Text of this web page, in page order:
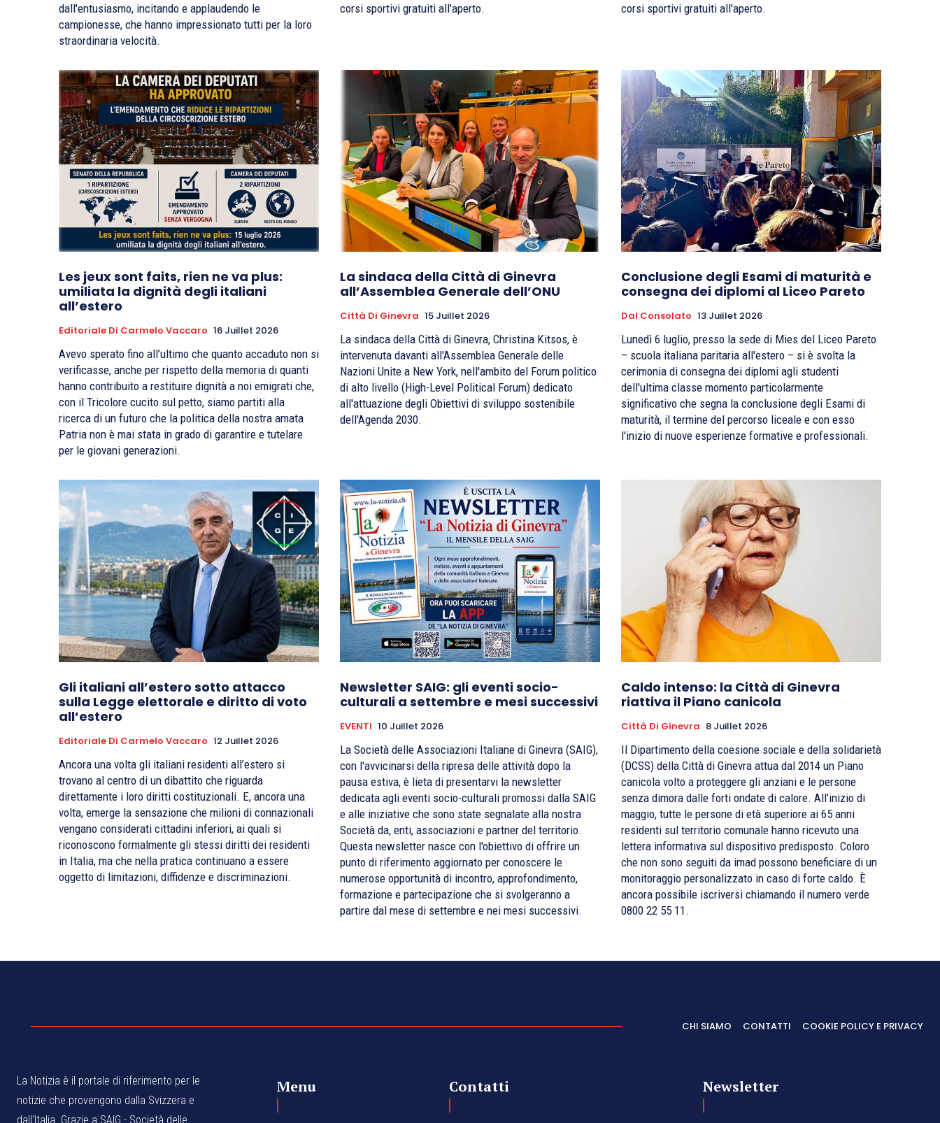
dall'entusiasmo, incitando e applaudendo le
campionesse, che hanno impressionato tutti per la loro
straordinaria velocità.
corsi sportivi gratuiti all'aperto.
corsi sportivi gratuiti all'aperto.
Les jeux sont faits, rien ne va plus:
umiliata la dignità degli italiani
all’estero
Editoriale Di Carmelo Vaccaro 16 Juillet 2026
Avevo sperato fino all’ultimo che quanto accaduto non si
verificasse, anche per rispetto della memoria di quanti
hanno contribuito a restituire dignità a noi emigrati che,
con il Tricolore cucito sul petto, siamo partiti alla
ricerca di un futuro che la politica della nostra amata
Patria non è mai stata in grado di garantire e tutelare
per le giovani generazioni.
La sindaca della Città di Ginevra
all’Assemblea Generale dell’ONU
Città Di Ginevra 15 Juillet 2026
La sindaca della Città di Ginevra, Christina Kitsos, è
intervenuta davanti all'Assemblea Generale delle
Nazioni Unite a New York, nell'ambito del Forum politico
di alto livello (High-Level Political Forum) dedicato
all'attuazione degli Obiettivi di sviluppo sostenibile
dell'Agenda 2030.
Conclusione degli Esami di maturità e
consegna dei diplomi al Liceo Pareto
Dal Consolato 13 Juillet 2026
Lunedì 6 luglio, presso la sede di Mies del Liceo Pareto
– scuola italiana paritaria all'estero – si è svolta la
cerimonia di consegna dei diplomi agli studenti
dell'ultima classe momento particolarmente
significativo che segna la conclusione degli Esami di
maturità, il termine del percorso liceale e con esso
l'inizio di nuove esperienze formative e professionali.
Gli italiani all’estero sotto attacco
sulla Legge elettorale e diritto di voto
all’estero
Editoriale Di Carmelo Vaccaro 12 Juillet 2026
Ancora una volta gli italiani residenti all’estero si
trovano al centro di un dibattito che riguarda
direttamente i loro diritti costituzionali. E, ancora una
volta, emerge la sensazione che milioni di connazionali
vengano considerati cittadini inferiori, ai quali si
riconoscono formalmente gli stessi diritti dei residenti
in Italia, ma che nella pratica continuano a essere
oggetto di limitazioni, diffidenze e discriminazioni.
Newsletter SAIG: gli eventi socio-
culturali a settembre e mesi successivi
EVENTI 10 Juillet 2026
La Società delle Associazioni Italiane di Ginevra (SAIG),
con l'avvicinarsi della ripresa delle attività dopo la
pausa estiva, è lieta di presentarvi la newsletter
dedicata agli eventi socio-culturali promossi dalla SAIG
e alle iniziative che sono state segnalate alla nostra
Società da, enti, associazioni e partner del territorio.
Questa newsletter nasce con l'obiettivo di offrire un
punto di riferimento aggiornato per conoscere le
numerose opportunità di incontro, approfondimento,
formazione e partecipazione che si svolgeranno a
partire dal mese di settembre e nei mesi successivi.
Caldo intenso: la Città di Ginevra
riattiva il Piano canicola
Città Di Ginevra 8 Juillet 2026
Il Dipartimento della coesione sociale e della solidarietà
(DCSS) della Città di Ginevra attua dal 2014 un Piano
canicola volto a proteggere gli anziani e le persone
senza dimora dalle forti ondate di calore. All’inizio di
maggio, tutte le persone di età superiore ai 65 anni
residenti sul territorio comunale hanno ricevuto una
lettera informativa sul dispositivo predisposto. Coloro
che non sono seguiti da imad possono beneficiare di un
monitoraggio personalizzato in caso di forte caldo. È
ancora possibile iscriversi chiamando il numero verde
0800 22 55 11.
CHI SIAMO CONTATTI COOKIE POLICY E PRIVACY
La Notizia è il portale di riferimento per le
notizie che provengono dalla Svizzera e
dall'Italia. Grazie a SAIG - Società delle
Menu Contatti Newsletter